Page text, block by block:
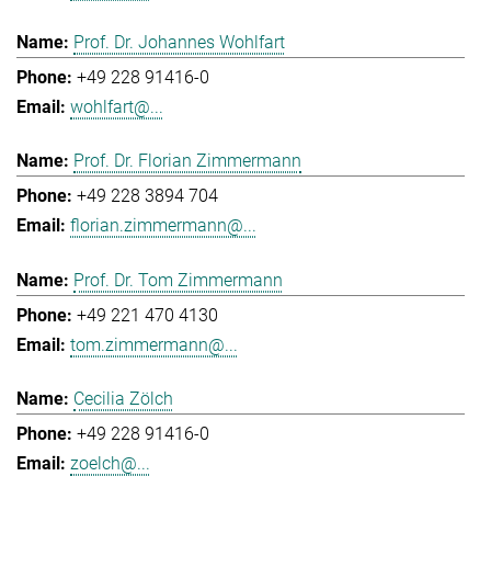
Prof. Dr. Johannes Wohlfart
+49 228 91416-0
wohlfart@...
Prof. Dr. Florian Zimmermann
+49 228 3894 704
florian.zimmermann@...
Prof. Dr. Tom Zimmermann
+49 221 470 4130
tom.zimmermann@...
Cecilia Zölch
+49 228 91416-0
zoelch@...